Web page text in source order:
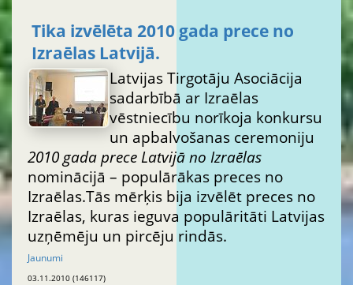
Tika izvēlēta 2010 gada prece no
Izraēlas Latvijā.
Latvijas Tirgotāju Asociācija
sadarbībā ar Izraēlas
vēstniecību norīkoja konkursu
un apbalvošanas ceremoniju
2010 gada prece Latvijā no Izraēlas
nominācijā – populārākas preces no
Izraēlas.Tās mērķis bija izvēlēt preces no
Izraēlas, kuras ieguva populāritāti Latvijas
uzņēmēju un pircēju rindās.
Jaunumi
03.11.2010 (146117)